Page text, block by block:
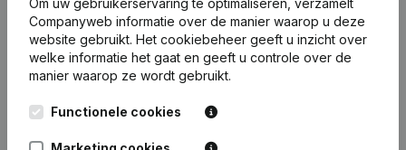
Publicatiesvan ABC Living
Datum Publicatie
Maatschappelijke Zetel
Om uw gebruikerservaring te optimaliseren, verzamelt
Companyweb informatie over de manier waarop u deze
website gebruikt. Het cookiebeheer geeft u inzicht over
welke informatie het gaat en geeft u controle over de
manier waarop ze wordt gebruikt.
Functionele cookies